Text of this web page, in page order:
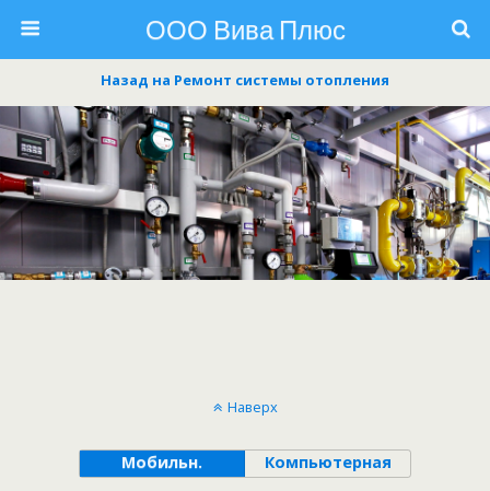
ООО Вива Плюс
Назад на Ремонт системы отопления
Наверх
Мобильн. Компьютерная